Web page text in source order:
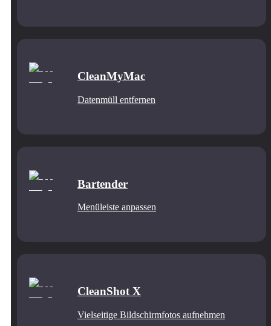
CleanMyMac
Datenmüll entfernen
Bartender
Menüleiste anpassen
CleanShot X
Vielseitige Bildschirmfotos aufnehmen